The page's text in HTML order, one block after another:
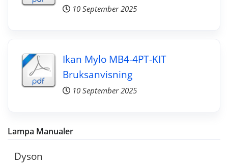
10 September 2025
Ikan Mylo MB4-4PT-KIT
Bruksanvisning
10 September 2025
Lampa Manualer
Dyson